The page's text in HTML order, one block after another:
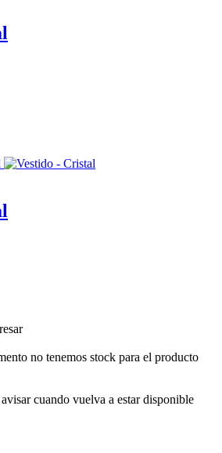
no tenemos stock para el producto
cuando vuelva a estar disponible